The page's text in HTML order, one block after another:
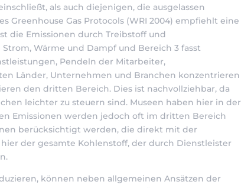
als auch diejenigen, die ausgelassen
Greenhouse Gas Protocols (WRI 2004) empfiehlt eine
die Emissionen durch Treibstoff und
Wärme und Dampf und Bereich 3 fasst
Pendeln der Mitarbeiter,
Länder, Unternehmen und Branchen konzentrieren
den dritten Bereich. Dies ist nachvollziehbar, da
leichter zu steuern sind. Museen haben hier in der
Emissionen werden jedoch oft im dritten Bereich
berücksichtigt werden, die direkt mit der
der gesamte Kohlenstoff, der durch Dienstleister
können neben allgemeinen Ansätzen der